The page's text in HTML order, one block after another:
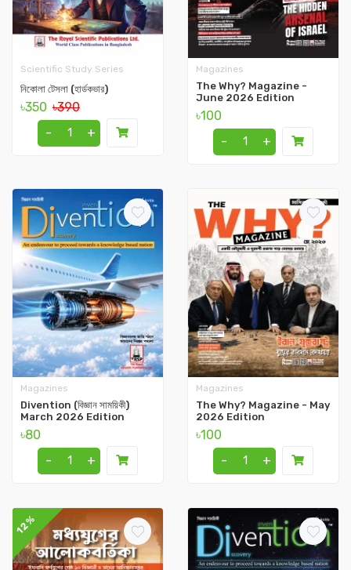
Scientific Study Series
নিকোলা টেসলা (হার্ডকভার)
৳350 ৳390
-
+
Magazines
The Why? Magazine -
June 2026 Edition
৳100
-
+
Magazines
Divention (বিজ্ঞান সাময়িকী)
March 2026 Edition
৳80
-
+
Magazines
The Why? Magazine - May
2026 Edition
৳100
-
+
12%